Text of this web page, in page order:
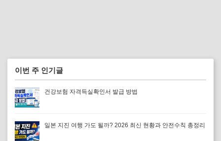
이번 주 인기글
건강보험 자격득실확인서 발급 방법
일본 지진 여행 가도 될까? 2026 최신 현황과 안전수칙 총정리